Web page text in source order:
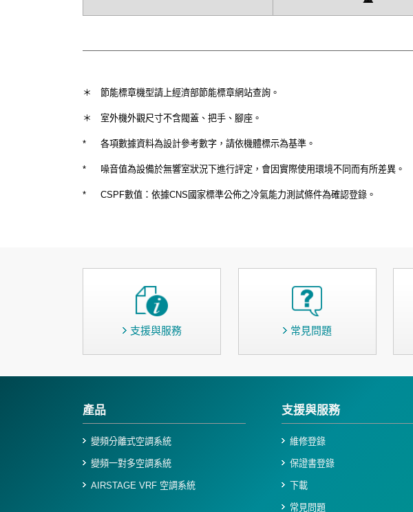
＊ 節能標章機型請上經濟部節能標章網站查詢。
＊ 室外機外觀尺寸不含閥蓋、把手、腳座。
* 各項數據資料為設計參考數字，請依機體標示為基準。
* 噪音值為設備於無響室狀況下進行評定，會因實際使用環境不同而有所差異。
* CSPF數值：依據CNS國家標準公佈之冷氣能力測試條件為確認登錄。
支援與服務 常見問題
產品
變頻分離式空調系統
變頻一對多空調系統
AIRSTAGE VRF 空調系統
支援與服務
維修登錄
保證書登錄
下載
常見問題